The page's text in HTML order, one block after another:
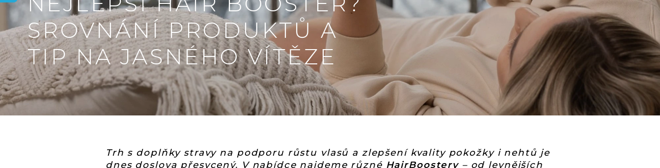
SROVNÁNÍ PRODUKTŮ A
TIP NA JASNÉHO VÍTĚZE
Trh s doplňky stravy na podporu růstu vlasů a zlepšení kvality pokožky i nehtů je
dnes doslova přesycený. V nabídce najdeme různé HairBoostery– od levnějších